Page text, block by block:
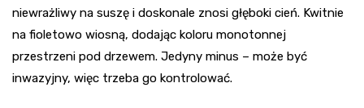
niewrażliwy na suszę i doskonale znosi głęboki cień. Kwitnie
na fioletowo wiosną, dodając koloru monotonnej
przestrzeni pod drzewem. Jedyny minus – może być
inwazyjny, więc trzeba go kontrolować.